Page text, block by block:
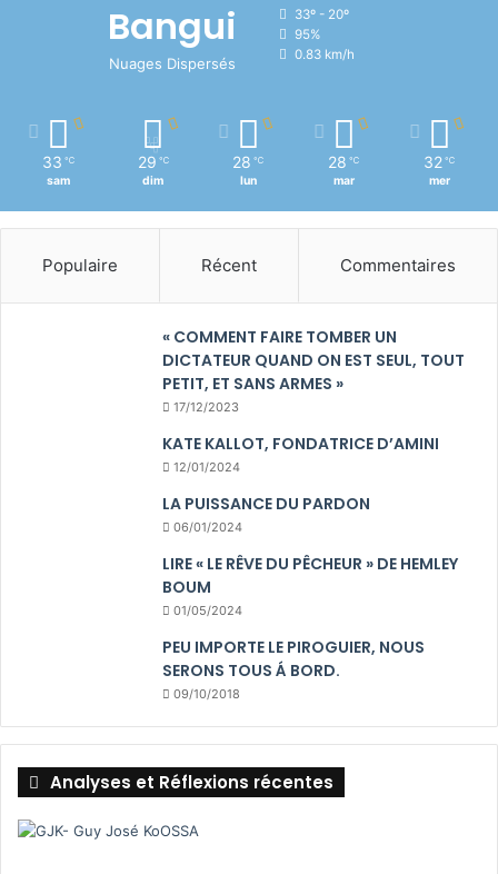
Bangui
Nuages Dispersés
33º - 20º
95%
0.83 km/h
33 ℃
sam
29 ℃
dim
28 ℃
lun
28 ℃
mar
32 ℃
mer
Populaire Récent Commentaires
« COMMENT FAIRE TOMBER UN
DICTATEUR QUAND ON EST SEUL, TOUT
PETIT, ET SANS ARMES »
17/12/2023
KATE KALLOT, FONDATRICE D’AMINI
12/01/2024
LA PUISSANCE DU PARDON
06/01/2024
LIRE « LE RÊVE DU PÊCHEUR » DE HEMLEY
BOUM
01/05/2024
PEU IMPORTE LE PIROGUIER, NOUS
SERONS TOUS Á BORD.
09/10/2018
Analyses et Réflexions récentes